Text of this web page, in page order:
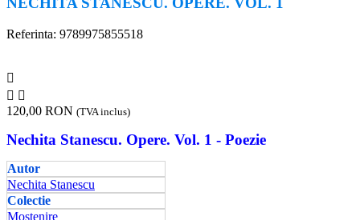
Referinta: 9789975855518

 
120,00 RON (TVA inclus)
Nechita Stanescu. Opere. Vol. 1 - Poezie
Autor
Nechita Stanescu
Colectie
Mostenire